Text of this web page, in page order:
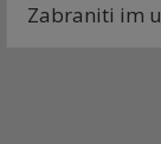
Zabraniti im